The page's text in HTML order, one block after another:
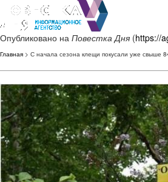
Опубликовано на Повестка Дня (https://
Главная > С начала сезона клещи покусали уже свыше